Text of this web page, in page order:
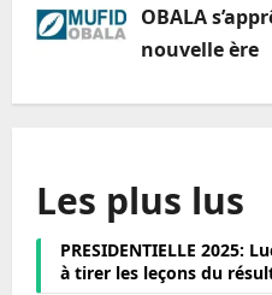
OBALA
nouvelle ère
Les plus lus
PRESIDENTIELLE 2025:
à tirer les leçons du